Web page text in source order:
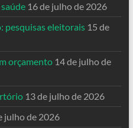
16 de julho de 2026
pesquisas eleitorais 15 de
orçamento 14 de julho de
13 de julho de 2026
julho de 2026